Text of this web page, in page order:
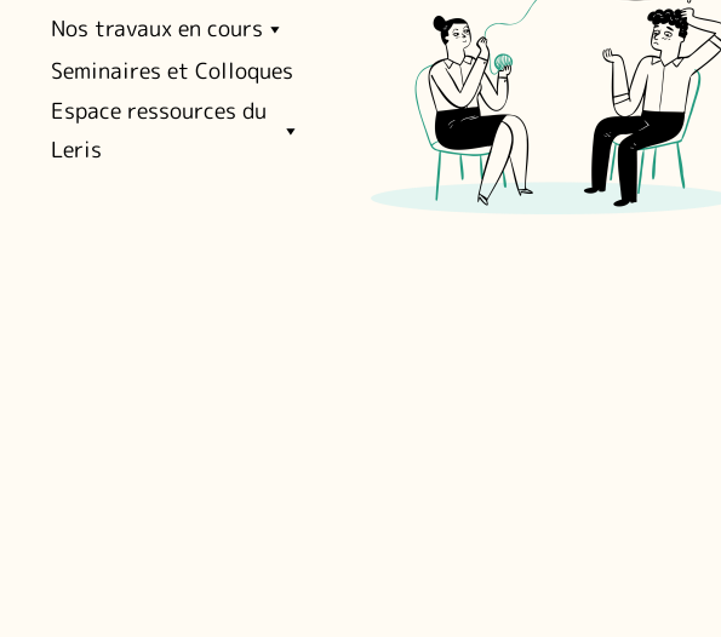
Nos travaux en cours
Seminaires et Colloques
Espace ressources du
Leris